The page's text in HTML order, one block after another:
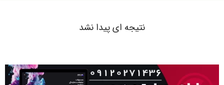
نتیجه ای پیدا نشد